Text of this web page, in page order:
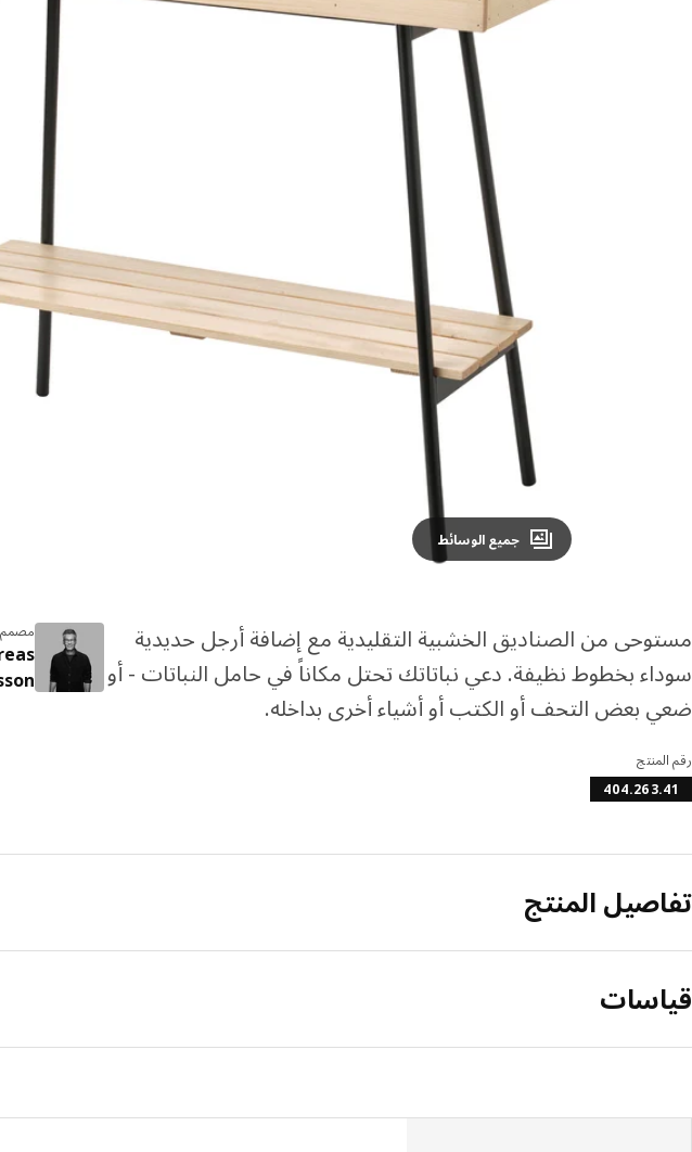
Image zoomed out, normal view
جميع الوسائط
مستوحى من الصناديق الخشبية التقليدية مع إضافة أرجل حديدية
سوداء بخطوط نظيفة. دعي نباتاتك تحتل مكاناً في حامل النباتات - أو
ضعي بعض التحف أو الكتب أو أشياء أخرى بداخله.
مصمم
رقم المنتج
404.263.41
تفاصيل المنتج
قياسات